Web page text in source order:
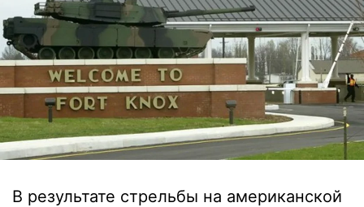
В результате стрельбы на американской